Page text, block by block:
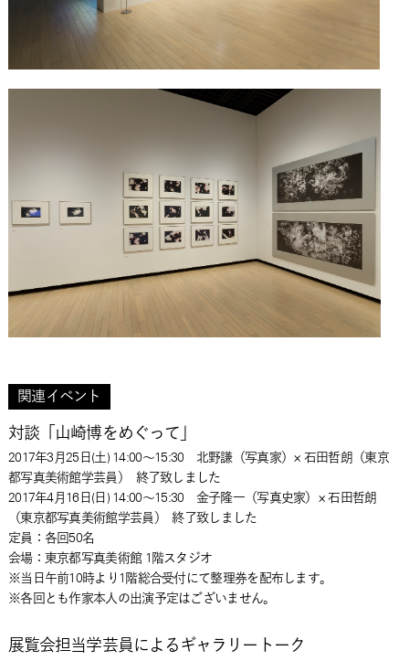
関連イベント
対談「山崎博をめぐって」
2017年3月25日(土) 14:00～15:30 北野謙（写真家）× 石田哲朗（東京
都写真美術館学芸員） 終了致しました
2017年4月16日(日) 14:00～15:30 金子隆一（写真史家）× 石田哲朗
（東京都写真美術館学芸員）終了致しました
定員：各回50名
会場：東京都写真美術館 1階スタジオ
※当日午前10時より1階総合受付にて整理券を配布します。
※各回とも作家本人の出演予定はございません。
展覧会担当学芸員によるギャラリートーク